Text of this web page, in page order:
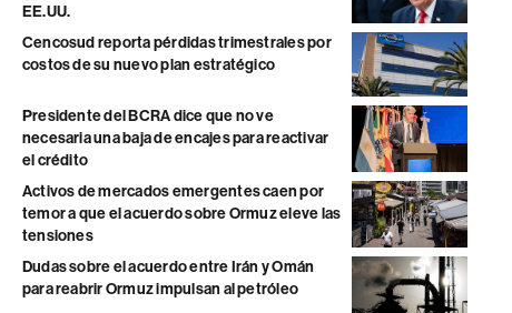
EE.UU.
Cencosud reporta pérdidas trimestrales por
costos de su nuevo plan estratégico
Presidente del BCRA dice que no ve
necesaria una baja de encajes para reactivar
el crédito
Activos de mercados emergentes caen por
temor a que el acuerdo sobre Ormuz eleve las
tensiones
Dudas sobre el acuerdo entre Irán y Omán
para reabrir Ormuz impulsan al petróleo